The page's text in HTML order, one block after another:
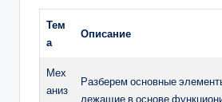
Тем
а
Описание
Мех
аниз
Разберем основные
лежащие в основе